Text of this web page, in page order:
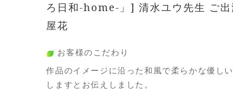
ろ日和-home-」] 清水ユウ先生 ご出
屋花
お客様のこだわり
作品のイメージに沿った和風で柔らかな優し
しますとお伝えしました。